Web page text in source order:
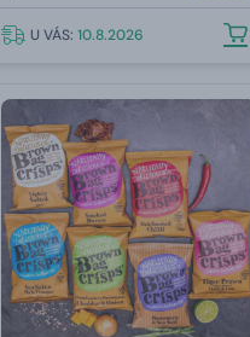
U VÁS: 10.8.2026